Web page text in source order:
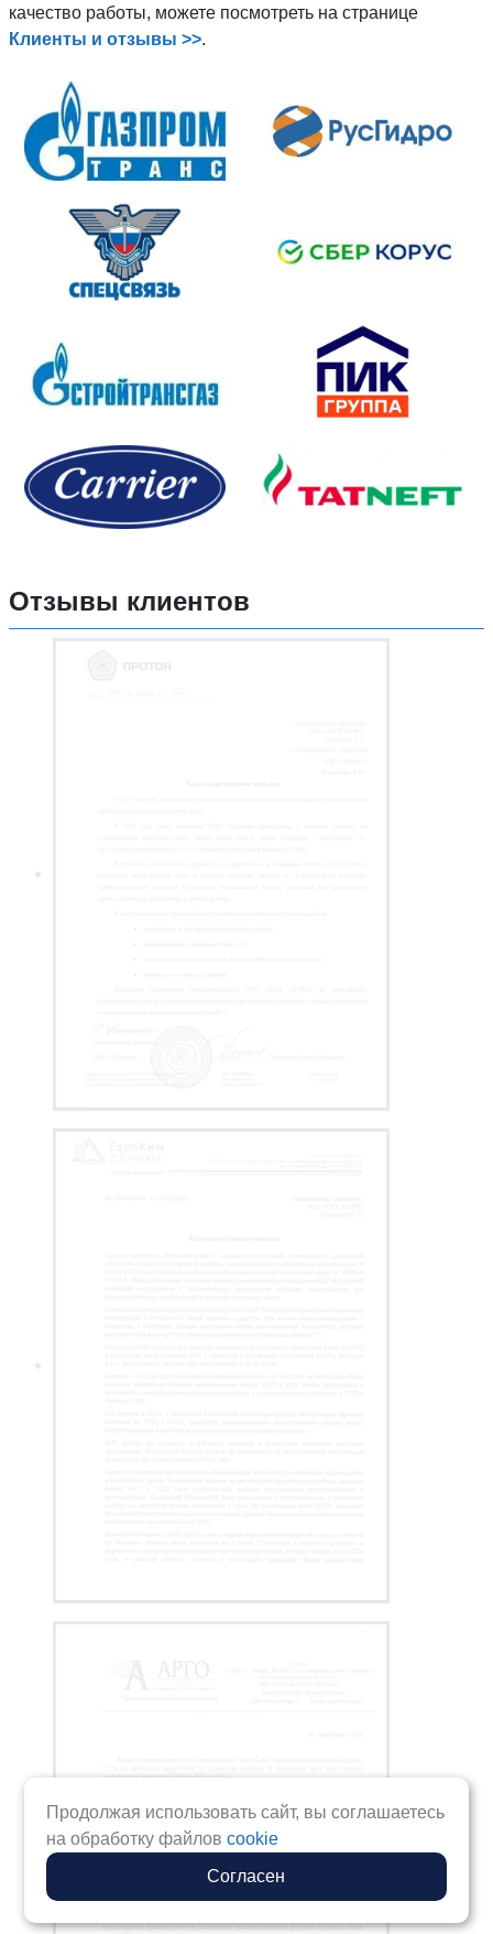
качество работы, можете посмотреть на странице
Клиенты и отзывы >>.
Отзывы клиентов
Продолжая использовать сайт, вы соглашаетесь
на обработку файловcookie
Согласен